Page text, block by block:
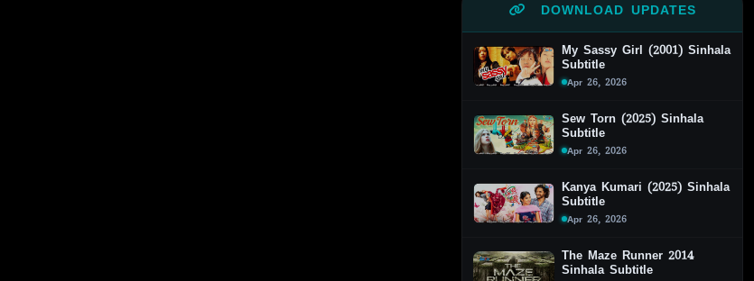
DOWNLOAD UPDATES
My Sassy Girl (2001) Sinhala
Subtitle
Apr 26, 2026
Sew Torn (2025) Sinhala
Subtitle
Apr 26, 2026
Kanya Kumari (2025) Sinhala
Subtitle
Apr 26, 2026
The Maze Runner 2014
Sinhala Subtitle